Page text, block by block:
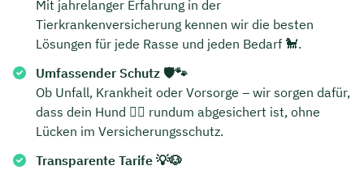
Mit jahrelanger Erfahrung in der
Tierkrankenversicherung kennen wir die besten
Lösungen für jede Rasse und jeden Bedarf 🐩.
Umfassender Schutz 🛡️🐾
Ob Unfall, Krankheit oder Vorsorge – wir sorgen dafür,
dass dein Hund 🐕‍🦺 rundum abgesichert ist, ohne
Lücken im Versicherungsschutz.
Transparente Tarife 💡🐶